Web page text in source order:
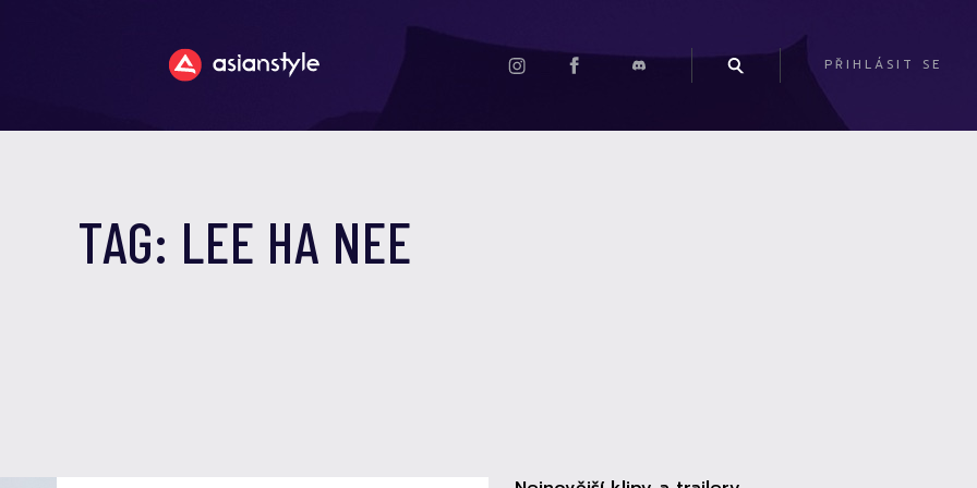
PŘIHLÁSIT SE
TAG: LEE HA NEE